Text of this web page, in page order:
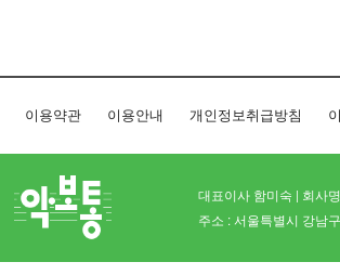
이용약관 이용안내 개인정보취급방침
대표이사 함미숙 | 회사
주소 : 서울특별시 강남